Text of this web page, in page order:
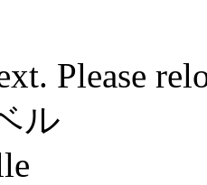
Please
ル